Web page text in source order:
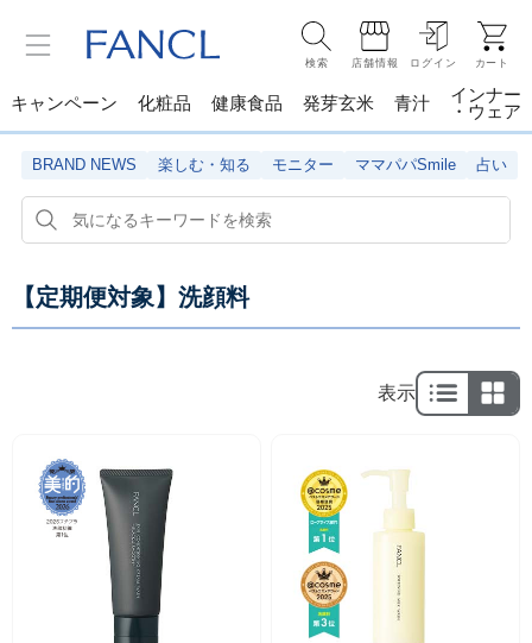
検索 店舗情報 ログイン カート
キャンペーン 化粧品 健康食品 発芽玄米 青汁
インナー
・ウェア
BRAND NEWS 楽しむ・知る モニター ママパパSmile 占い
【定期便対象】洗顔料
表示